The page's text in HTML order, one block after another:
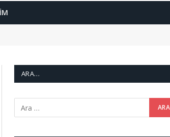
ARA…